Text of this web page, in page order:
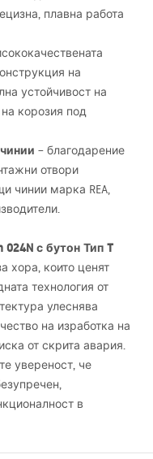
плавна работа
на
устойчивост на
корозия под
– благодарение
отвори
чинии марка REA,
024N с бутон Тип T
хора, които ценят
технология от
улеснява
на изработка на
от скрита авария.
увереност, че
в